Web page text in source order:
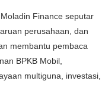
Finance seputar
perusahaan, dan
membantu pembaca
BPKB Mobil,
multiguna, investasi,